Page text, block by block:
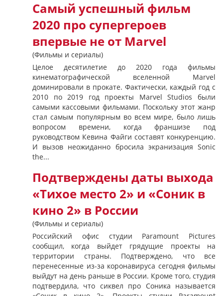
Самый успешный фильм
2020 про супергероев
впервые не от Marvel
(Фильмы и сериалы)
Целое десятилетие до 2020 года фильмы
кинематографической вселенной Marvel
доминировали в прокате. Фактически, каждый год с
2010 по 2019 год проекты Marvel Studios были
самыми кассовыми фильмами. Поскольку этот жанр
стал самым популярным во всем мире, было лишь
вопросом времени, когда франшизе под
руководством Кевина Файги составят конкуренцию.
И вызов неожиданно бросила экранизация Sonic
the...
Подтверждены даты выхода
«Тихое место 2» и «Соник в
кино 2» в России
(Фильмы и сериалы)
Российский офис студии Paramount Pictures
сообщил, когда выйдет грядущие проекты на
территории страны. Подтверждено, что все
перенесенные из-за коронавируса сегодня фильмы
выйдут на день раньше в России. Кроме того, студия
подтвердила, что сиквел про Соника называется